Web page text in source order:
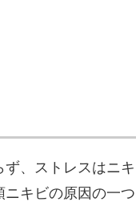
、ストレスはニキ
キビの原因の一つ